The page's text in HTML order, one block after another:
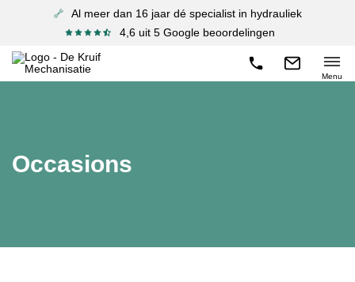
Al meer dan 16 jaar dé specialist in hydrauliek
4,6 uit 5 Google beoordelingen
Menu
Occasions